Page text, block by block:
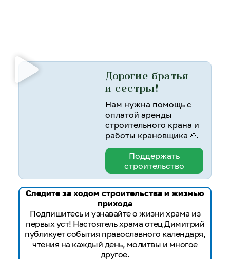
Дорогие братья
и сестры!
Нам нужна помощь с
оплатой аренды
строительного крана и
работы крановщика 🙏
Поддержать
строительство
Следите за ходом строительства и жизнью
прихода
Подпишитесь и узнавайте о жизни храма из
первых уст! Настоятель храма отец Димитрий
публикует события православного календаря,
чтения на каждый день, молитвы и многое
другое.